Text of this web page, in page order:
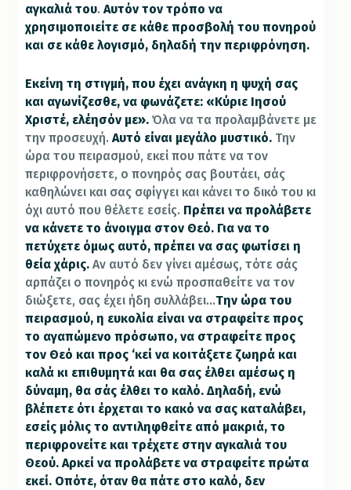
αγκαλιά του.Αυτόν τον τρόπο να
χρησιμοποιείτε σε κάθε προσβολή του πονηρού
και σε κάθε λογισμό, δηλαδή την περιφρόνηση.
Εκείνη τη στιγμή, που έχει ανάγκη η ψυχή σας
και αγωνίζεσθε, να φωνάζετε: «Κύριε Ιησού
Χριστέ, ελέησόν με».Όλα να τα προλαμβάνετε με
την προσευχή. Αυτό είναι μεγάλο μυστικό. Την
ώρα του πειρασμού, εκεί που πάτε να τον
περιφρονήσετε, ο πονηρός σας βουτάει, σάς
καθηλώνει και σας σφίγγει και κάνει το δικό του κι
όχι αυτό που θέλετε εσείς. Πρέπει να προλάβετε
να κάνετε το άνοιγμα στον Θεό. Για να το
πετύχετε όμως αυτό, πρέπει να σας φωτίσει η
θεία χάρις. Αν αυτό δεν γίνει αμέσως, τότε σάς
αρπάζει ο πονηρός κι ενώ προσπαθείτε να τον
διώξετε, σας έχει ήδη συλλάβει…Την ώρα του
πειρασμού, η ευκολία είναι να στραφείτε προς
το αγαπώμενο πρόσωπο, να στραφείτε προς
τον Θεό και προς ‘κεί να κοιτάξετε ζωηρά και
καλά κι επιθυμητά και θα σας έλθει αμέσως η
δύναμη, θα σάς έλθει το καλό. Δηλαδή, ενώ
βλέπετε ότι έρχεται το κακό να σας καταλάβει,
εσείς μόλις το αντιληφθείτε από μακριά, το
περιφρονείτε και τρέχετε στην αγκαλιά του
Θεού. Αρκεί να προλάβετε να στραφείτε πρώτα
εκεί. Οπότε, όταν θα πάτε στο καλό, δεν